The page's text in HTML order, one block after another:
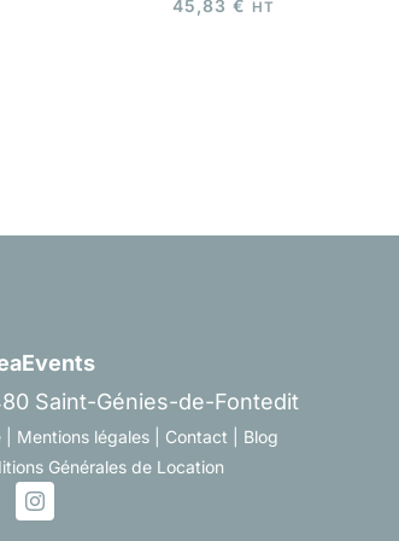
45,83 € HT
Saint-Génies-de-Fontedit
| Mentions légales| Contact
Blog
Générales de Location